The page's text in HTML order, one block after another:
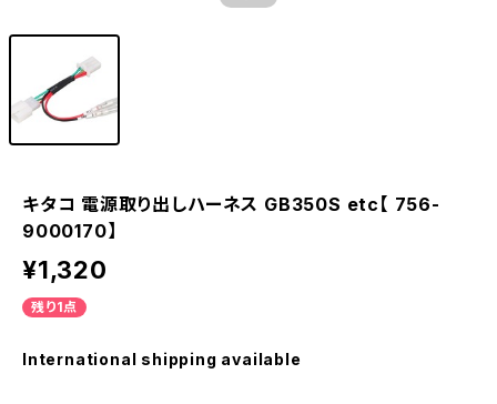
キタコ 電源取り出しハーネス GB350S etc【 756-
9000170】
¥1,320
残り1点
International shipping available